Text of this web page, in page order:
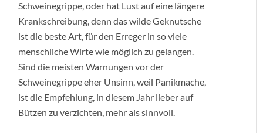
Schweinegrippe, oder hat Lust auf eine längere
Krankschreibung, denn das wilde Geknutsche
ist die beste Art, für den Erreger in so viele
menschliche Wirte wie möglich zu gelangen.
Sind die meisten Warnungen vor der
Schweinegrippe eher Unsinn, weil Panikmache,
ist die Empfehlung, in diesem Jahr lieber auf
Bützen zu verzichten, mehr als sinnvoll.